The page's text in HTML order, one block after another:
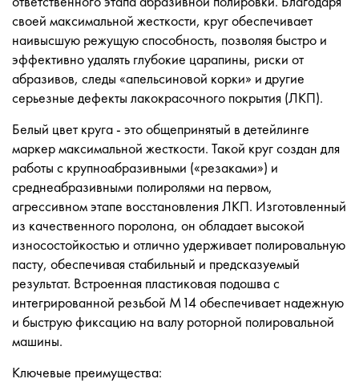
своей максимальной жесткости, круг обеспечивает
наивысшую режущую способность, позволяя быстро и
эффективно удалять глубокие царапины, риски от
абразивов, следы «апельсиновой корки» и другие
серьезные дефекты лакокрасочного покрытия (ЛКП).
Белый цвет круга - это общепринятый в детейлинге
маркер максимальной жесткости. Такой круг создан для
работы с крупноабразивными («резаками») и
среднеабразивными полиролями на первом,
агрессивном этапе восстановления ЛКП. Изготовленный
из качественного поролона, он обладает высокой
износостойкостью и отлично удерживает полировальную
пасту, обеспечивая стабильный и предсказуемый
результат. Встроенная пластиковая подошва с
интегрированной резьбой М14 обеспечивает надежную
и быструю фиксацию на валу роторной полировальной
машины.
Ключевые преимущества: